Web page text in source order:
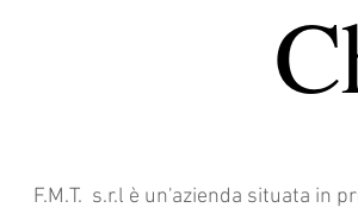
F.M.T. s.r.l è un'azienda situata in